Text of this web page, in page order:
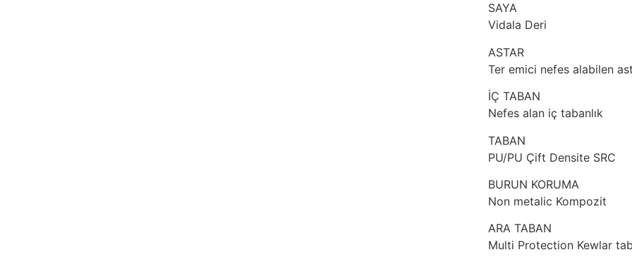
SAYA
Vidala Deri
ASTAR
Ter emici nefes alabilen
İÇ TABAN
Nefes alan iç tabanlık
TABAN
PU/PU Çift Densite SRC
BURUN KORUMA
Non metalic Kompozit
ARA TABAN
Multi Protection Kewlar